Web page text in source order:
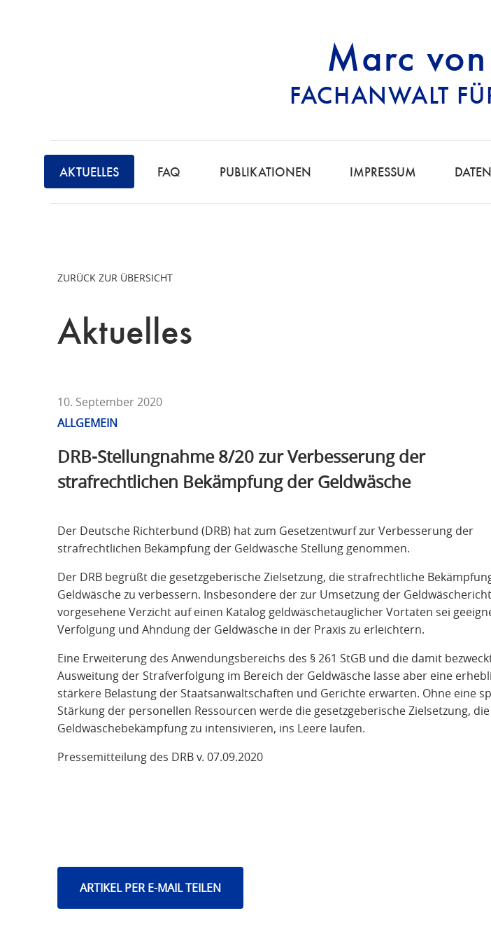
Marc
FACHANWALT
STRAFRECHT |
F
C
H
Ü
H
AKTUELLES FAQ PUBLIKATIONEN IMPRESSUM
ZURÜCK ZUR ÜBERSICHT
Aktuelles
10. September 2020
ALLGEMEIN
DRB-Stellungnahme 8/20 zur Verbesserung der
strafrechtlichen Bekämpfung der Geldwäsche
Der Deutsche Richterbund (DRB) hat zum Gesetzentwurf zur Verbesserung der
strafrechtlichen Bekämpfung der Geldwäsche Stellung genommen.
Der DRB begrüßt die gesetzgeberische Zielsetzung, die strafrechtliche
Geldwäsche zu verbessern. Insbesondere der zur Umsetzung der
vorgesehene Verzicht auf einen Katalog geldwäschetauglicher Vortaten sei
Verfolgung und Ahndung der Geldwäsche in der Praxis zu erleichtern.
Eine Erweiterung des Anwendungsbereichs des § 261 StGB und die damit
Ausweitung der Strafverfolgung im Bereich der Geldwäsche lasse aber eine
stärkere Belastung der Staatsanwaltschaften und Gerichte erwarten. Ohne eine
Stärkung der personellen Ressourcen werde die gesetzgeberische Zielsetzung, die
Geldwäschebekämpfung zu intensivieren, ins Leere laufen.
Pressemitteilung des DRB v. 07.09.2020
ARTIKEL PER E-MAIL TEILEN